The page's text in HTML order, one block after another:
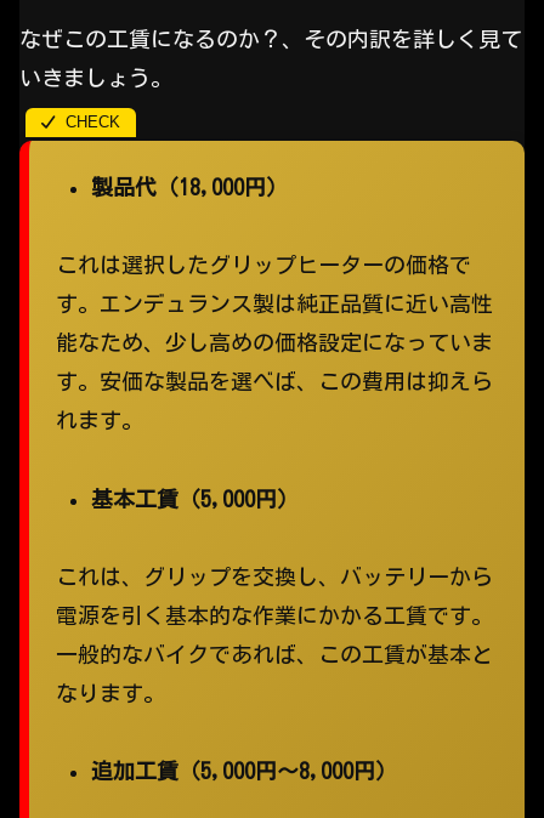
なぜこの工賃になるのか？、その内訳を詳しく見て
いきましょう。
製品代（18,000円）
これは選択したグリップヒーターの価格で
す。エンデュランス製は純正品質に近い高性
能なため、少し高めの価格設定になっていま
す。安価な製品を選べば、この費用は抑えら
れます。
基本工賃（5,000円）
これは、グリップを交換し、バッテリーから
電源を引く基本的な作業にかかる工賃です。
一般的なバイクであれば、この工賃が基本と
なります。
追加工賃（5,000円〜8,000円）